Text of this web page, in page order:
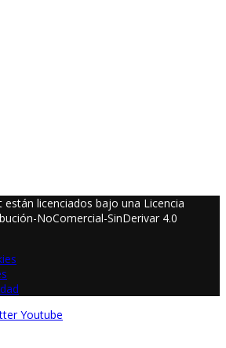
licenciados bajo una Licencia
NoComercial-SinDerivar 4.0
Youtube